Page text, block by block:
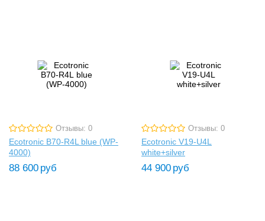
Отзывы: 0
Ecotronic B70-R4L blue (WP-
4000)
88 600 руб
Отзывы: 0
Ecotronic V19-U4L
white+silver
44 900 руб